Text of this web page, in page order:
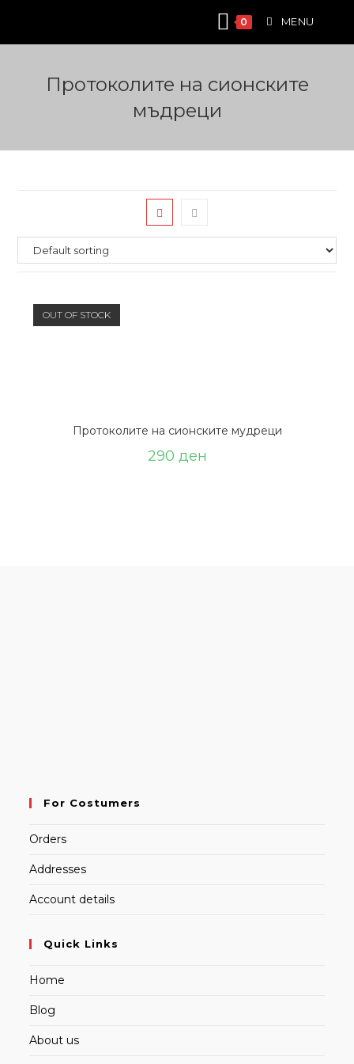
content
0 MENU
Протоколите на сионските
мъдреци
OUT OF STOCK
Протоколите на сионските мудреци
290 ден
For Costumers
Orders
Addresses
Account details
Quick Links
Home
Blog
About us